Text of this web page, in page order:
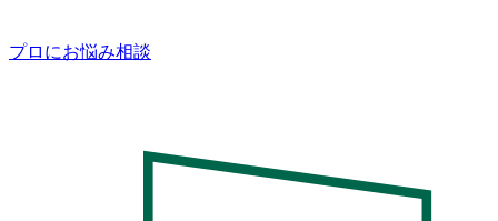
プロにお悩み相談